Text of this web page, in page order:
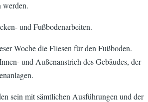
werden.
und Fußbodenarbeiten.
Woche die Fliesen für den Fußboden.
und Außenanstrich des Gebäudes, der
sein mit sämtlichen Ausführungen und der